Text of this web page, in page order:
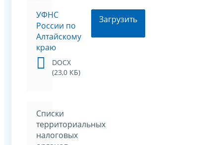
УФНС
России по
Алтайскому
краю
DOCX
(23,0 КБ)
Загрузить
Списки
территориальных
налоговых